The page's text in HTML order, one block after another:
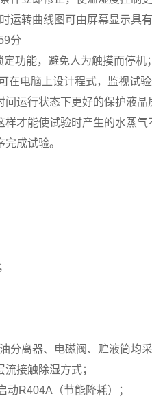
运转曲线图可由屏幕显示具
分
功能，避免人为触摸而停机；
电脑上设计程式，监视试
运行状态下更好的保护液晶
才能使试验时产生的水蒸气
成试验。
分离器、电磁阀、贮液筒均采
接触除湿方式；
R404A（节能降耗）；